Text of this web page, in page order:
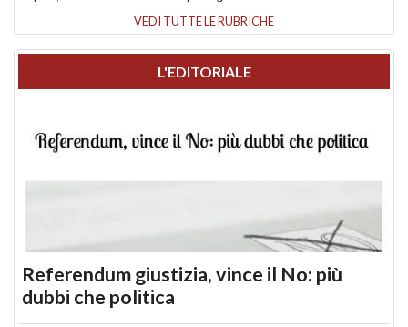
VEDI TUTTE LE RUBRICHE
L'EDITORIALE
Referendum giustizia, vince il No: più
dubbi che politica